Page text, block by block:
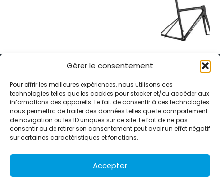
Gérer le consentement
Pour offrir les meilleures expériences, nous utilisons des
technologies telles que les cookies pour stocker et/ou accéder aux
informations des appareils. Le fait de consentir à ces technologies
nous permettra de traiter des données telles que le comportement
de navigation ou les ID uniques sur ce site. Le fait de ne pas
consentir ou de retirer son consentement peut avoir un effet négatif
sur certaines caractéristiques et fonctions.
Accepter
Alternative Média est une agence de relations presse et de
relations publiques basée à Grenoble. Depuis 1995, elle conçoit et
pilote des stratégies de visibilité en France et à l’international
grâce à un réseau d’agences partenaires.